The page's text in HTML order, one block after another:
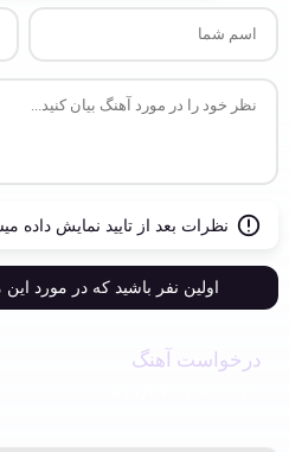
نظرات بعد از تایید نمایش داده
اولین نفر باشید که در مورد
درخواست آهنگ